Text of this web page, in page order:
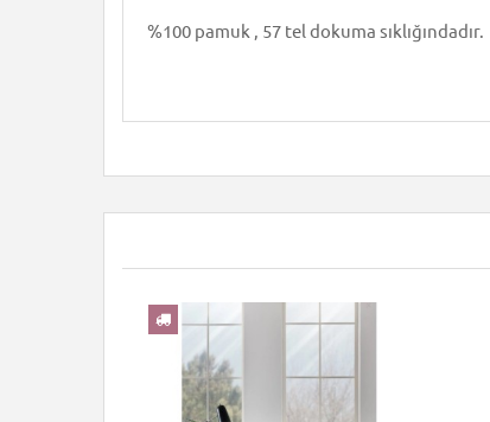
%100 pamuk , 57 tel dokuma sıklığındadır.